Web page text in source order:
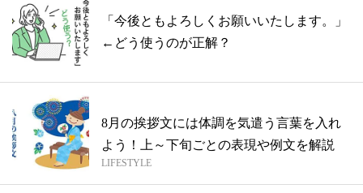
「今後ともよろしくお願いいたします。」
←どう使うのが正解？
8月の挨拶文には体調を気遣う言葉を入れ
よう！上～下旬ごとの表現や例文を解説
LIFESTYLE